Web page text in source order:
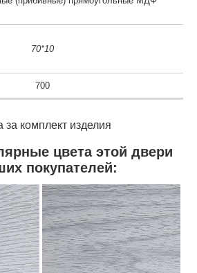
70*10
700
за комплект изделия
цвета этой двери
покупателей: